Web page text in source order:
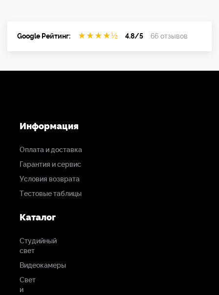
Google Рейтинг: ★ ★ ★ ★½ 4.8/5 66 отзывов
Информация
Оплата и доставка
Гарантия и сервис
Условия возврата
Тестовые таблицы
Каталог
Студийный
свет
Видеокамеры
Свет
и